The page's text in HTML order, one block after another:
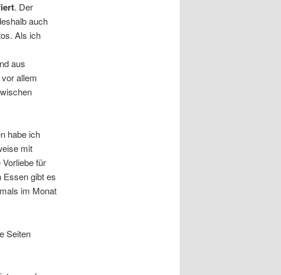
. Der
auch
Als ich
aus
allem
habe ich
mit
für
Essen gibt es
im Monat
Seiten